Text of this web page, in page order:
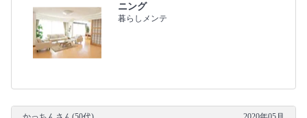
ニング
暮らしメンテ